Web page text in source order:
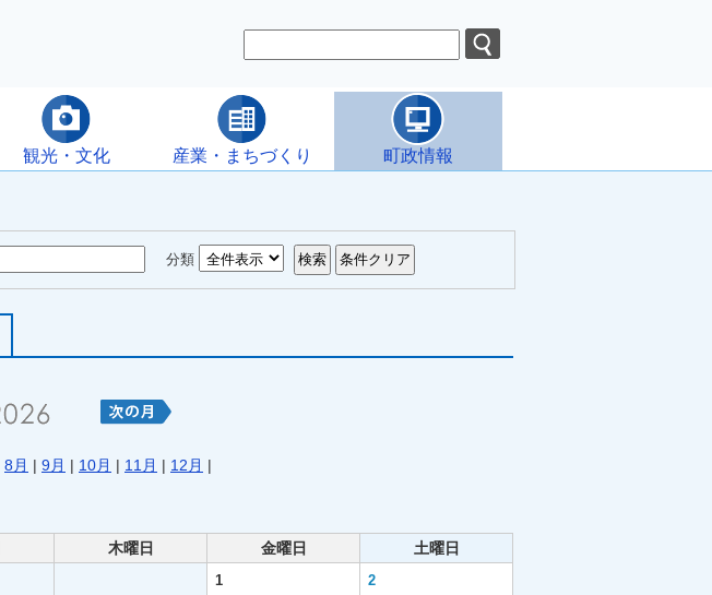
観光・文化 産業・まちづくり 町政情報
分類
8月 | 9月 | 10月 | 11月 | 12月 |
木曜日 金曜日 土曜日
1 2